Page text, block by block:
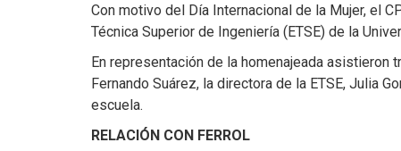
Con motivo del Día Internacional de la Mujer, el
Técnica Superior de Ingeniería (ETSE) de la
En representación de la homenajeada asistieron
Fernando Suárez, la directora de la ETSE, Julia
escuela.
RELACIÓN CON FERROL